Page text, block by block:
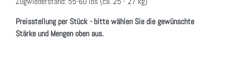
Preisstellung per Stück-bitte wählen Sie die gewünschte
Stärke und Mengen oben aus.